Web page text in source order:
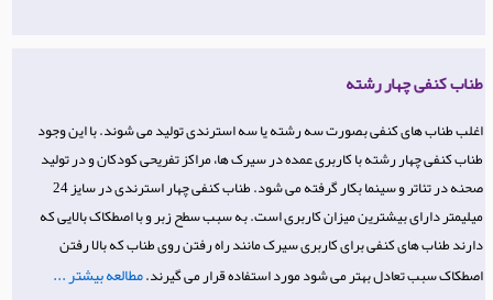
طناب کنفی چهار رشته
اغلب طناب های کنفی بصورت سه رشته یا سه استرندی تولید می شوند. با این وجود
طناب کنفی چهار رشته با کاربری عمده در سیرک ها، مراکز تفریحی کودکان و در تولید
صحنه در تئاتر و سینما بکار گرفته می شود. طناب کنفی چهار استرندی در سایز 24
میلیمتر دارای بیشترین میزان کاربری است. به سبب سطح زبر و با اصطکاک بالایی که
دارند طناب های کنفی برای کاربری سیرک مانند راه رفتن روی طناب که بالا رفتن
اصطکاک سبب تعادل بهتر می شود مورد استفاده قرار می گیرند.مطالعه بیشتر ...